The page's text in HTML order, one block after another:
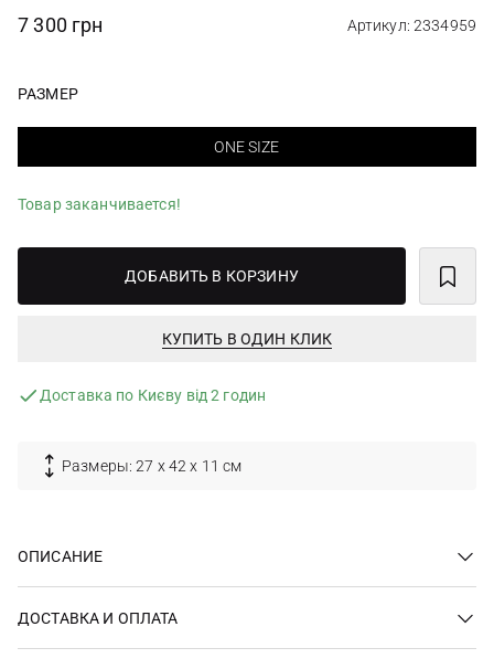
7 300 грн Артикул: 2334959
РАЗМЕР
ONE SIZE
Товар заканчивается!
ДОБАВИТЬ В КОРЗИНУ
КУПИТЬ В ОДИН КЛИК
Доставка по Києву від 2 годин
Размеры: 27 х 42 х 11 см
ОПИСАНИЕ
ДОСТАВКА И ОПЛАТА